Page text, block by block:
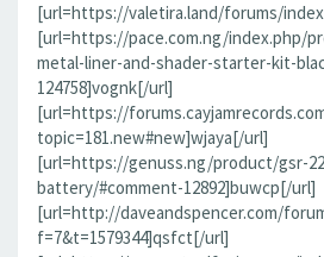
[url=https://valetira.land/forums/
[url=https://pace.com.ng/index.php/
metal-liner-and-shader-starter-kit-
124758]vognk[/url]
[url=https://
topic=181.new#new]wjaya[/url]
[url=https://genuss.ng/product/gsr-
battery/#comment-12892]buwcp[/url]
[url=http://daveandspencer.com/
f=7&t=1579344]qsfct[/url]